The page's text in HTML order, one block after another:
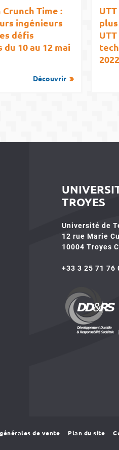
Time :
ingénieurs
défis
10 au 12 mai
Découvrir
TROYES
Université de
12 rue Marie
10004 Troyes
+33 3 25 71 76
de vente Plan du site